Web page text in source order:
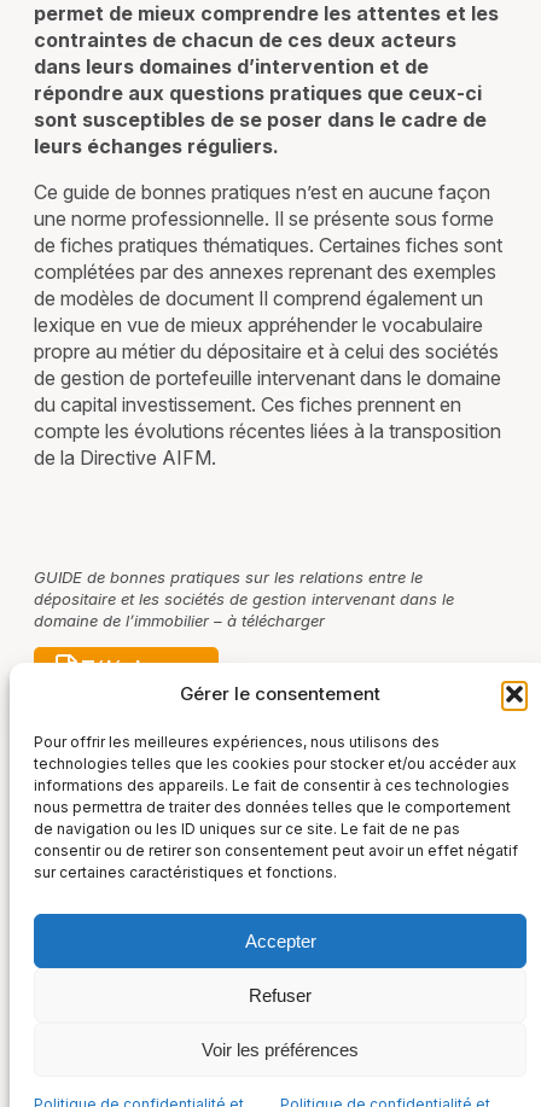
Gérer le consentement
Pour offrir les meilleures expériences, nous utilisons des
technologies telles que les cookies pour stocker et/ou accéder aux
informations des appareils. Le fait de consentir à ces technologies
nous permettra de traiter des données telles que le comportement
de navigation ou les ID uniques sur ce site. Le fait de ne pas
consentir ou de retirer son consentement peut avoir un effet négatif
sur certaines caractéristiques et fonctions.
Accepter
Refuser
Voir les préférences
permet de mieux comprendre les attentes et les
contraintes de chacun de ces deux acteurs
dans leurs domaines d’intervention et de
répondre aux questions pratiques que ceux-ci
sont susceptibles de se poser dans le cadre de
leurs échanges réguliers.
Ce guide de bonnes pratiques n’est en aucune façon
une norme professionnelle. Il se présente sous forme
de fiches pratiques thématiques. Certaines fiches sont
complétées par des annexes reprenant des exemples
de modèles de document Il comprend également un
lexique en vue de mieux appréhender le vocabulaire
propre au métier du dépositaire et à celui des sociétés
de gestion de portefeuille intervenant dans le domaine
du capital investissement. Ces fiches prennent en
compte les évolutions récentes liées à la transposition
de la Directive AIFM.
GUIDE de bonnes pratiques sur les relations entre le
dépositaire et les sociétés de gestion intervenant dans le
domaine de l’immobilier – à télécharger
Télécharger
+33 (0) 1 48 00 52 01